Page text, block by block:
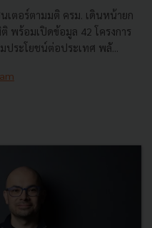
เตอร์ตามมติ ครม. เดินหน้ายก
พร้อมเปิดข้อมูล 42 โครงการ
ระโยชน์ต่อประเทศ พลั...